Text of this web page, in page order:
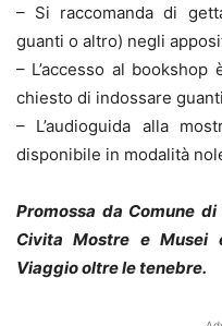
– Si raccomanda di
guanti o altro) negli
– L’accesso al
chiesto di indossare
– L’audioguida alla
disponibile in modalità
Promossa da Comune
Civita Mostre e Musei
Viaggio oltre le tenebre.